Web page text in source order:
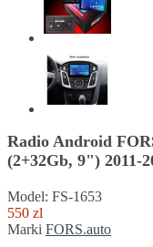
Radio Android
(2+32Gb, 9") 2011-
Model: FS-1653
550 zl
Marki FORS.auto